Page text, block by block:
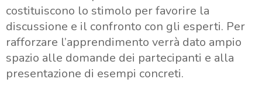
costituiscono lo stimolo per favorire la
discussione e il confronto con gli esperti. Per
rafforzare l’apprendimento verrà dato ampio
spazio alle domande dei partecipanti e alla
presentazione di esempi concreti.